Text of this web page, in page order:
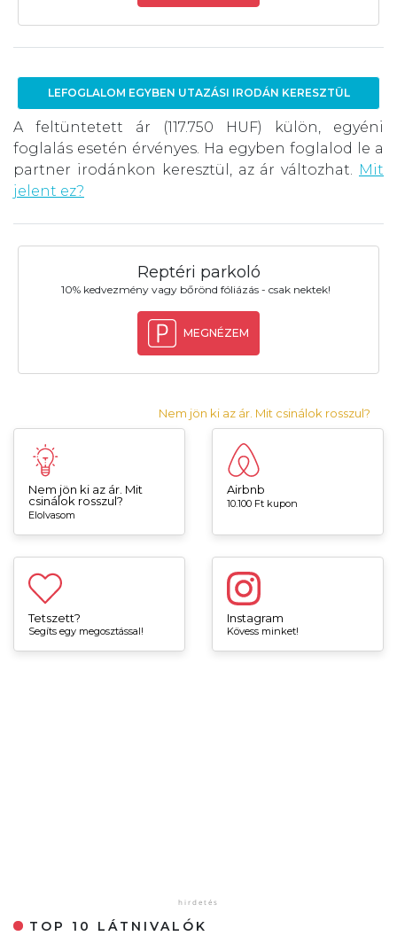
LEFOGLALOM EGYBEN UTAZÁSI IRODÁN KERESZTÜL
A feltüntetett ár (117.750 HUF) külön, egyéni
foglalás esetén érvényes. Ha egyben foglalod le a
partner irodánkon keresztül, az ár változhat.
Mit
jelent ez?
Reptéri parkoló
10% kedvezmény vagy bőrönd fóliázás - csak nektek!
MEGNÉZEM
Nem jön ki az ár. Mit csinálok rosszul?
Nem jön ki az ár. Mit
csinálok rosszul?
Elolvasom
Airbnb
10.100 Ft kupon
Tetszett?
Segíts egy megosztással!
Instagram
Kövess minket!
TOP 10 LÁTNIVALÓK